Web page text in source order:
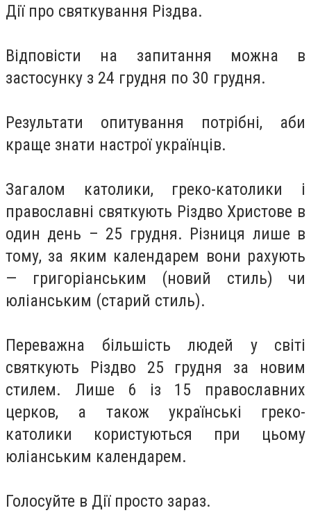
Дії про святкування Різдва.
Відповісти на запитання можна в
застосунку з 24 грудня по 30 грудня.
Результати опитування потрібні, аби
краще знати настрої українців.
Загалом католики, греко-католики і
православні святкують Різдво Христове в
один день – 25 грудня. Різниця лише в
тому, за яким календарем вони рахують
— григоріанським (новий стиль) чи
юліанським (старий стиль).
Переважна більшість людей у світі
святкують Різдво 25 грудня за новим
стилем. Лише 6 із 15 православних
церков, а також українські греко-
католики користуються при цьому
юліанським календарем.
Голосуйте в Дії просто зараз.